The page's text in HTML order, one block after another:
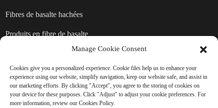
Fibres de basalte hachées
Produits en fibre de basalte
ENVOYER UNE DEMANDE :
PRÊT À EN SAVOIR PLUS
Manage Cookie Consent
Cookies give you a personalized experience. Cookie files help us to enhance your
experience using our website, simplify navigation, keep our website safe, and assist in
our marketing efforts. By clicking "Accept", you agree to the storing of cookies on
your device for these purposes. Click "Adjust" to adjust your cookie preferences. For
more information, review our Cookies Policy.